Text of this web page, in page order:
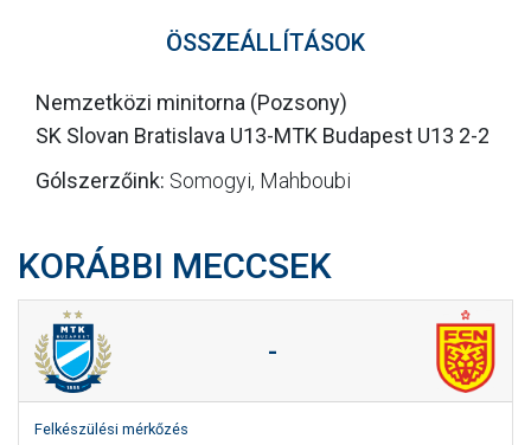
ÖSSZEÁLLÍTÁSOK
Nemzetközi minitorna (Pozsony)
SK Slovan Bratislava U13-MTK Budapest U13 2-2
Gólszerzőink: Somogyi, Mahboubi
KORÁBBI MECCSEK
-
Felkészülési mérkőzés